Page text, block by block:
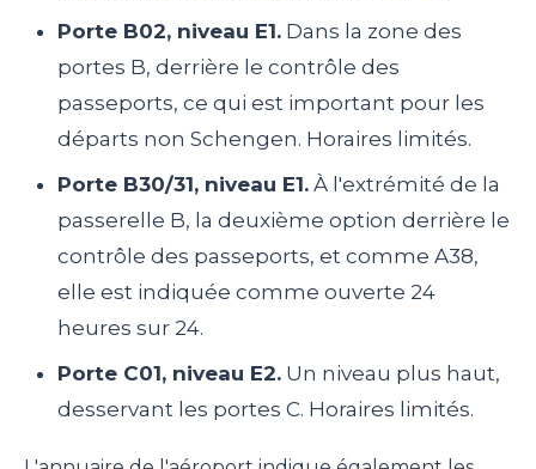
Porte B02, niveau E1. Dans la zone des
portes B, derrière le contrôle des
passeports, ce qui est important pour les
départs non Schengen. Horaires limités.
Porte B30/31, niveau E1. À l'extrémité de la
passerelle B, la deuxième option derrière le
contrôle des passeports, et comme A38,
elle est indiquée comme ouverte 24
heures sur 24.
Porte C01, niveau E2. Un niveau plus haut,
desservant les portes C. Horaires limités.